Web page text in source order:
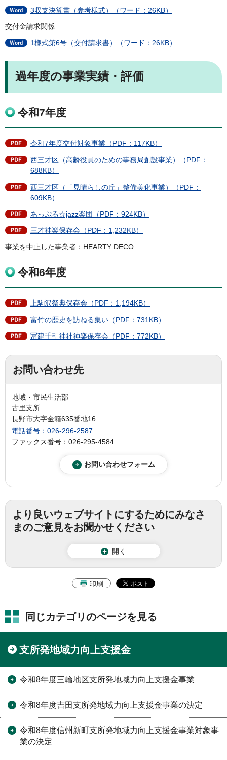
3収支決算書（参考様式）（ワード：26KB）
交付金請求関係
1様式第6号（交付請求書）（ワード：26KB）
過年度の事業実績・評価
令和7年度
令和7年度交付対象事業（PDF：117KB）
西三才区（高齢役員のための事務局創設事業）（PDF：
688KB）
西三才区（「見晴らしの丘」整備美化事業）（PDF：
609KB）
あっぷる☆jazz楽団（PDF：924KB）
三才神楽保存会（PDF：1,232KB）
事業を中止した事業者：HEARTY DECO
令和6年度
上駒沢祭典保存会（PDF：1,194KB）
富竹の歴史を訪ねる集い（PDF：731KB）
冨建千引神社神楽保存会（PDF：772KB）
お問い合わせ先
地域・市民生活部
古里支所
長野市大字金箱635番地16
電話番号：026-296-2587
ファックス番号：026-295-4584
より良いウェブサイトにするためにみなさ
まのご意見をお聞かせください
開く
印刷
同じカテゴリのページを見る
支所発地域力向上支援金
令和8年度三輪地区支所発地域力向上支援金事業
令和8年度吉田支所発地域力向上支援金事業の決定
令和8年度信州新町支所発地域力向上支援金事業対象事
業の決定